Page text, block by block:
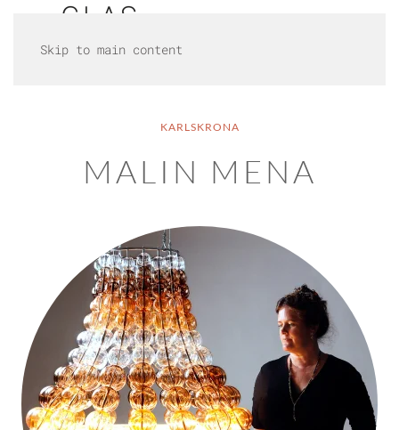
Skip to main content
KARLSKRONA
MALIN MENA